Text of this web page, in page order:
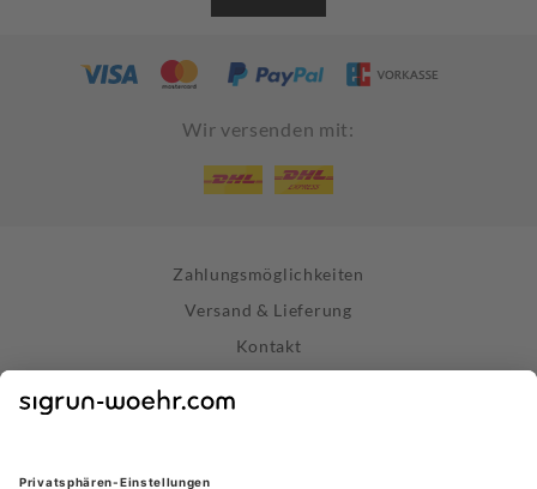
Wir versenden mit:
Zahlungsmöglichkeiten
Versand & Lieferung
Kontakt